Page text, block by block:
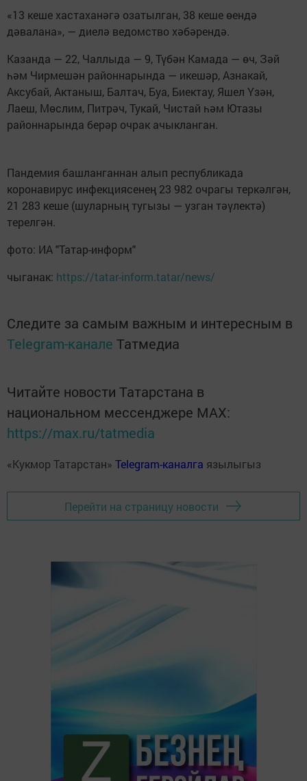
«13 кеше хастаханәгә озатылган, 38 кеше өендә
дәвалана», — диелә ведомство хәбәрендә.
Казанда — 22, Чаллыда — 9, Түбән Камада — өч, Зәй
һәм Чирмешән районнарында — икешәр, Азнакай,
Аксубай, Актаныш, Балтач, Буа, Биектау, Яшел Үзән,
Лаеш, Мөслим, Питрәч, Тукай, Чистай һәм Ютазы
районнарында берәр очрак ачыкланган.
Пандемия башланганнан алып республикада
коронавирус инфекциясенең 23 982 очрагы теркәлгән,
21 283 кеше (шуларның тугызы — узган тәүлектә)
терелгән.
фото: ИА "Татар-информ"
чыганак: https://tatar-inform.tatar/news/
Следите за самым важным и интересным в
Telegram-канале Татмедиа
Читайте новости Татарстана в
национальном мессенджере MАХ:
https://max.ru/tatmedia
«Кукмор Татарстан» Telegram-каналга язылыгыз
Перейти на страницу новости